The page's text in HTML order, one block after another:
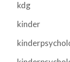
kdg
kinder